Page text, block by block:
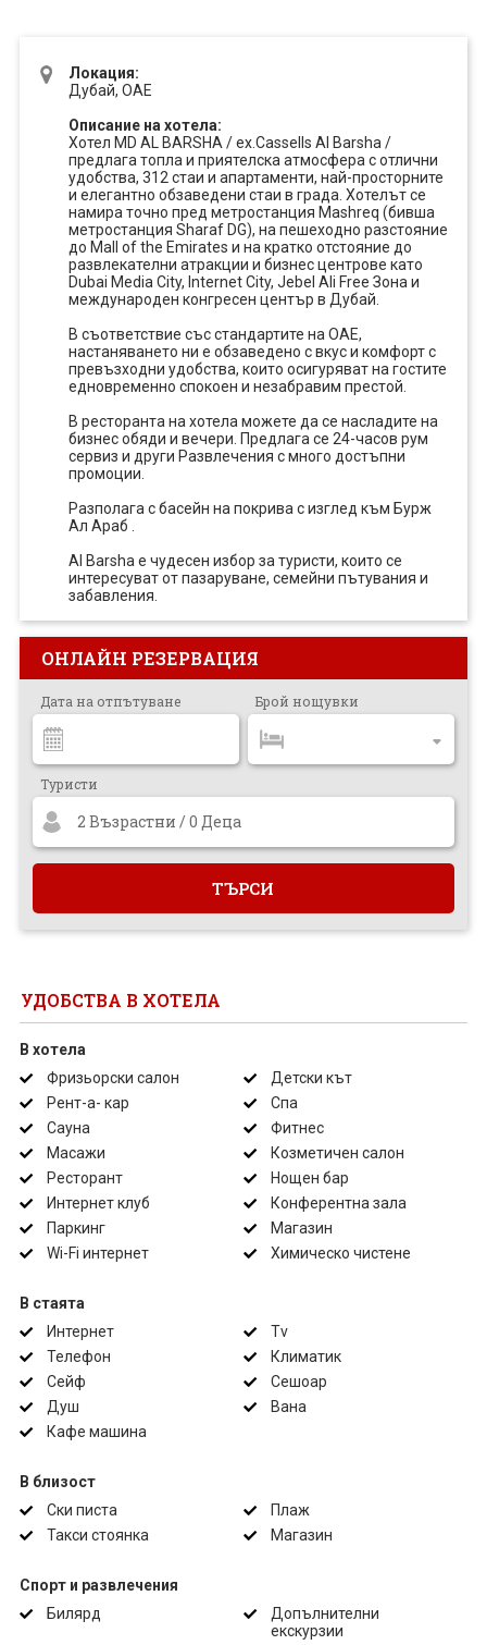
Локация:
Дубай, ОАЕ
Описание на хотела:
Хотел MD AL BARSHA / ex.Cassells Al Barsha /
предлага топла и приятелска атмосфера с отлични
удобства, 312 стаи и апартаменти, най-просторните
и елегантно обзаведени стаи в града. Хотелът се
намира точно пред метростанция Mashreq (бивша
метростанция Sharaf DG), на пешеходно разстояние
до Mall of the Emirates и на кратко отстояние до
развлекателни атракции и бизнес центрове като
Dubai Media City, Internet City, Jebel Ali Free Зона и
международен конгресен център в Дубай.
В съответствие със стандартите на ОАЕ,
настаняването ни е обзаведено с вкус и комфорт с
превъзходни удобства, които осигуряват на гостите
едновременно спокоен и незабравим престой.
В ресторанта на хотела можете да се насладите на
бизнес обяди и вечери. Предлага се 24-часов рум
сервиз и други Развлечения с много достъпни
промоции.
Разполага с басейн на покрива с изглед към Бурж
Ал Араб .
Al Barsha е чудесен избор за туристи, които се
интересуват от пазаруване, семейни пътувания и
забавления.
ОНЛАЙН РЕЗЕРВАЦИЯ
Дата на отпътуване Брой нощувки
Туристи
2 Възрастни / 0 Деца
УДОБСТВА В ХОТЕЛА
В хотела
Фризьорски салон
Детски кът
Рент-а- кар
Спа
Сауна
Фитнес
Масажи
Козметичен салон
Ресторант
Нощен бар
Интернет клуб
Конферентна зала
Паркинг
Магазин
Wi-Fi интернет
Химическо чистене
В стаята
Интернет
Tv
Телефон
Климатик
Сейф
Сешоар
Душ
Вана
Кафе машина
В близост
Ски писта
Плаж
Такси стоянка
Магазин
Спорт и развлечения
Билярд
Допълнителни
екскурзии